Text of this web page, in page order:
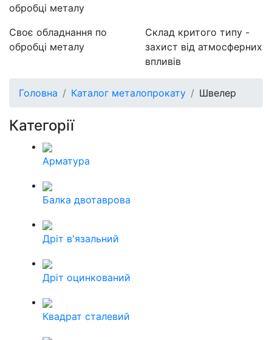
обробці металу
Своє обладнання по
обробці металу
Склад критого типу -
захист від атмосферних
впливів
Головна Каталог металопрокату Швелер
Категорії
Арматура
Балка двотаврова
Дріт в'язальний
Дріт оцинкований
Квадрат сталевий